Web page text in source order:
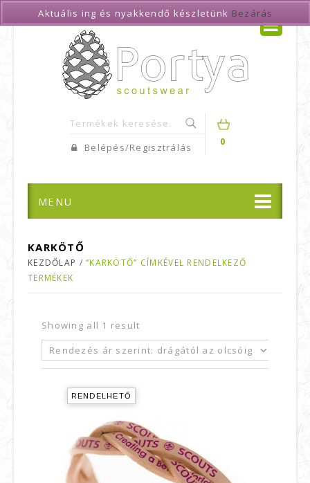
0
Belépés/Regisztrálás
MENU
KARKÖTŐ
KEZDŐLAP /“KARKÖTŐ” CÍMKÉVEL RENDELKEZŐ
TERMÉKEK
Showing all 1 result
Rendezés ár szerint: drágától az olcsóig
RENDELHETŐ
Aktuális ing és nyakkendő készletünk Bezárás